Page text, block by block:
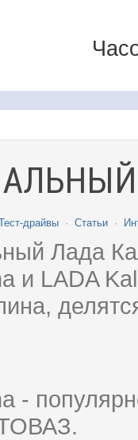
драйвы · Статьи ·
Лада
и LADA
-